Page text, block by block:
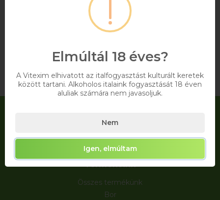
Kosárba
Termékeink
Összes termékünk
Bor
Elmúltál 18 éves?
A Vitexim elhivatott az italfogyasztást kulturált keretek
között tartani. Alkoholos italaink fogyasztását 18 éven
aluliak számára nem javasoljuk.
Nem
Igen, elmúltam